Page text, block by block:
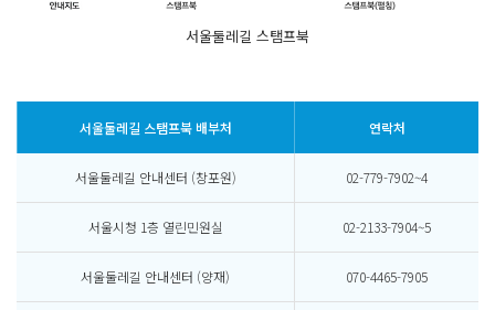
서울둘레길 스탬프북
서울둘레길 스탬프북 배부처 연락처
서울둘레길 안내센터 (창포원) 02-779-7902~4
서울시청 1층 열린민원실 02-2133-7904~5
서울둘레길 안내센터 (양재) 070-4465-7905